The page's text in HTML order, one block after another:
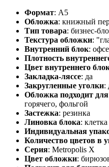
Формат: А5
Обложка: книжный
Тип товара: бизнес-
Текстура обложки:
Внутренний блок:
Плотность
Цвет внутреннего
Закладка-ляссе: да
Закругленные уголки:
Обложка подходит
горячего, фольгой
Застежка: резинка
Линовка блока: клетка
Индивидуальная
Количество цветов в
Серия: Metropolis X
Цвет обложки: